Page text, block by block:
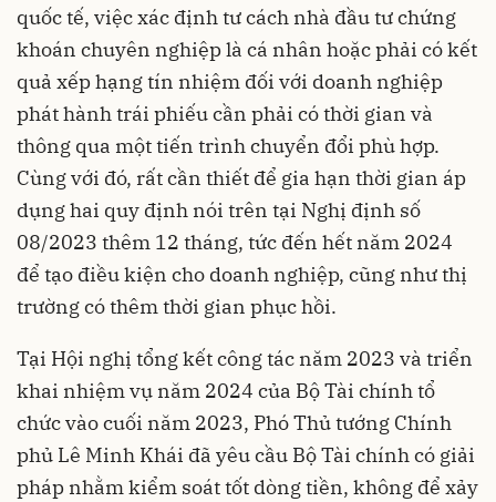
quốc tế, việc xác định tư cách nhà đầu tư chứng
khoán chuyên nghiệp là cá nhân hoặc phải có kết
quả xếp hạng tín nhiệm đối với doanh nghiệp
phát hành trái phiếu cần phải có thời gian và
thông qua một tiến trình chuyển đổi phù hợp.
Cùng với đó, rất cần thiết để gia hạn thời gian áp
dụng hai quy định nói trên tại Nghị định số
08/2023 thêm 12 tháng, tức đến hết năm 2024
để tạo điều kiện cho doanh nghiệp, cũng như thị
trường có thêm thời gian phục hồi.
Tại Hội nghị tổng kết công tác năm 2023 và triển
khai nhiệm vụ năm 2024 của Bộ Tài chính tổ
chức vào cuối năm 2023, Phó Thủ tướng Chính
phủ Lê Minh Khái đã yêu cầu Bộ Tài chính có giải
pháp nhằm kiểm soát tốt dòng tiền, không để xảy